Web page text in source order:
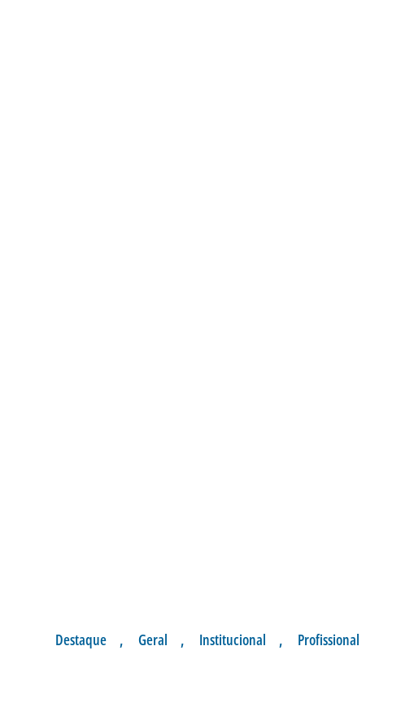
Destaque , Geral , Institucional , Profissional